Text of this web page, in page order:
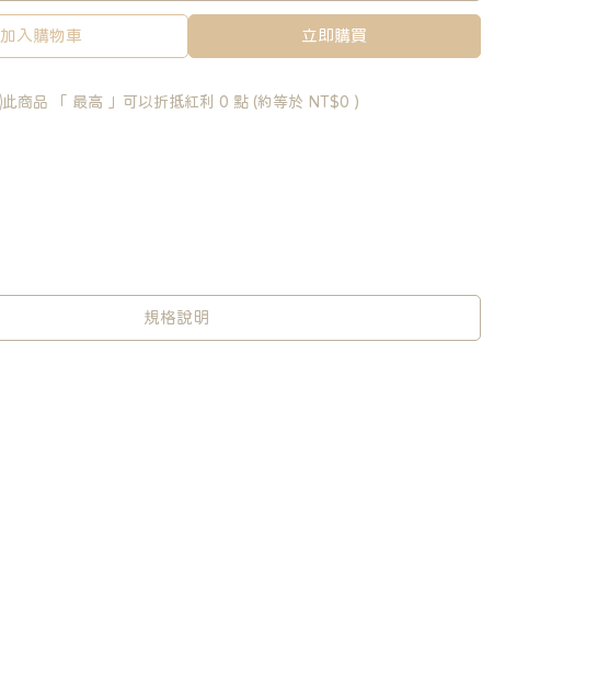
加入購物車 立即購買
此商品 「 最高 」可以折抵紅利 0 點 (約等於 NT$0 )
規格說明